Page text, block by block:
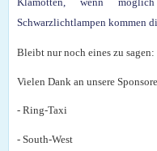
Schwarzlichtlampen kommen
Bleibt nur noch eines zu
Vielen Dank an unsere
- Ring-Taxi
- South-West